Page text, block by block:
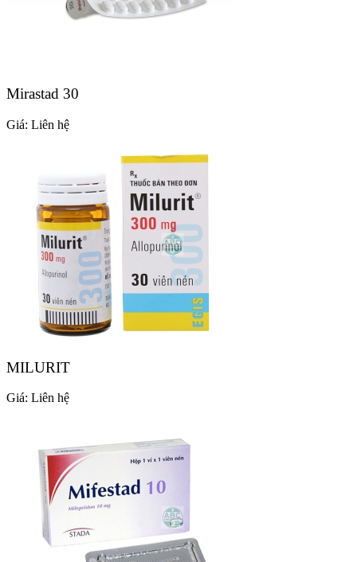
Mirastad 30
Giá: Liên hệ
MILURIT
Giá: Liên hệ